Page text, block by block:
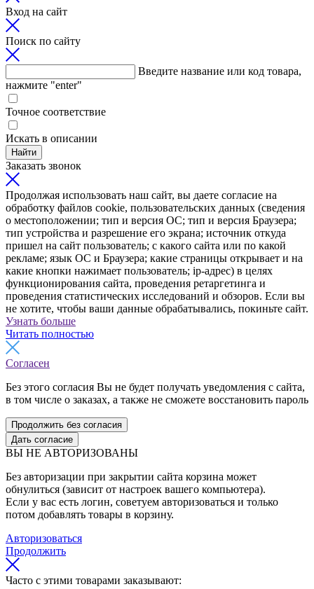
Вход на сайт
Поиск по сайту
Введите название или код товара,
нажмите "enter"
Точное соответствие
Искать в описании
Найти
Заказать звонок
Продолжая использовать наш сайт, вы даете согласие на
обработку файлов cookie, пользовательских данных (сведения
о местоположении; тип и версия ОС; тип и версия Браузера;
тип устройства и разрешение его экрана; источник откуда
пришел на сайт пользователь; с какого сайта или по какой
рекламе; язык ОС и Браузера; какие страницы открывает и на
какие кнопки нажимает пользователь; ip-адрес) в целях
функционирования сайта, проведения ретаргетинга и
проведения статистических исследований и обзоров. Если вы
не хотите, чтобы ваши данные обрабатывались, покиньте сайт.
Узнать больше
Читать полностью
Согласен
Без этого согласия Вы не будет получать уведомления с сайта,
в том числе о заказах, а также не сможете восстановить пароль
Продолжить без согласия
Дать согласие
ВЫ НЕ АВТОРИЗОВАНЫ
Без авторизации при закрытии сайта корзина может
обнулиться (зависит от настроек вашего компьютера).
Если у вас есть логин, советуем авторизоваться и только
потом добавлять товары в корзину.
Авторизоваться
Продолжить
Часто с этими товарами заказывают: